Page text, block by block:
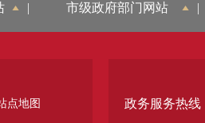
| 市级政府部门网站 |
点地图 政务服务热线